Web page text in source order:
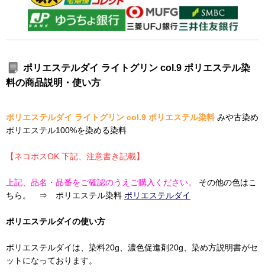
ポリエステルダイ ライトグリン col.9 ポリエステル染
料の商品説明・使い方
ポリエステルダイ ライトグリン col.9 ポリエステル染料 みや古染め
ポリエステル100%を染める染料
【ネコポスOK 下記、注意書き記載】
上記、品名・品番をご確認のうえご購入ください。
その他の色はこ
ちら。 ⇒ ポリエステル染料 ポリエステルダイ
ポリエステルダイの使い方
ポリエステルダイは、染料20g、濃色促進剤20g、染め方説明書がセ
ットになっております。